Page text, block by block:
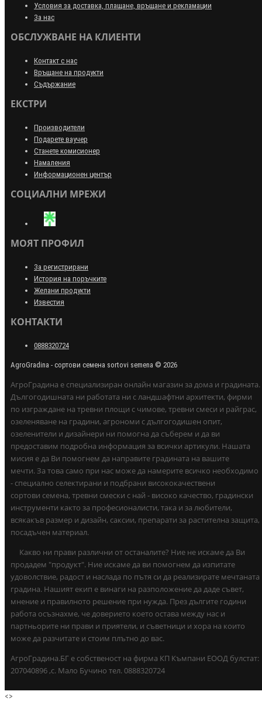
Условия за доставка, плащане, връщане и рекламации
За нас
ОБСЛУЖВАНЕ НА КЛИЕНТИ
Контакт с нас
Връщане на продукти
Съдържание
ЕКСТРИ
Производители
Подарете ваучер
Станете комисионер
Намаления
Информационен център
СОЦИАЛНИ МРЕЖИ
МОЯТ ПРОФИЛ
За регистрирани
История на поръчките
Желани продукти
Известия
КОНТАКТИ
0888320724
AgroGradina - сортови семена sortovi semena © 2026
АгроГрадина е специализиран онлайн магазин за дома и градината.
Дългогодишната ни работата ни с ландшафтни архитекти, фирми
по изграждане на тревни площи с чимове, тревни смеси и райграс,
озеленяване на градини, агрономи с дългогодишен опит,
озеленители и дизайнери ни помогна да съберем и да ви
предоставим подробна информация за всички артикули. Нашата
мисия е да Ви помогнем да направите градината на вашите
мечти. За това само при нас може да намерите всичко необходимо
- специално селектирани и подбрани висококачествени
сортови семена, тревни смески с най - високо качество, градински
инструменти както за професионалисти, така и за любители,
всякакъв размер и дизайн, саксии, препарати за растителна защита,
посадъчен материал.
Какво ни прави различни от останалите? Ние не искаме да Ви
продадем "продукт". Ние искаме да ви помогнем да изпитате
удоволствие, радост и наслада по пътя си да реализирате мечтаната
градина. Нашият екип е винаги на разположение да даде съвет,
мнение и правилното решение при нужда. През дългите години
работа осъзнахме, че доверието което остава между нас и
партньорите ни прави и приятели, и съветници и хора на които
може да разчитате и стоим плътно до вас.
АгроГрадина.БГ е собственост на фирма КП Къмпани ЕООД булстат:
207040896 ,с. Мало Бучино тел. 0888320724
<>